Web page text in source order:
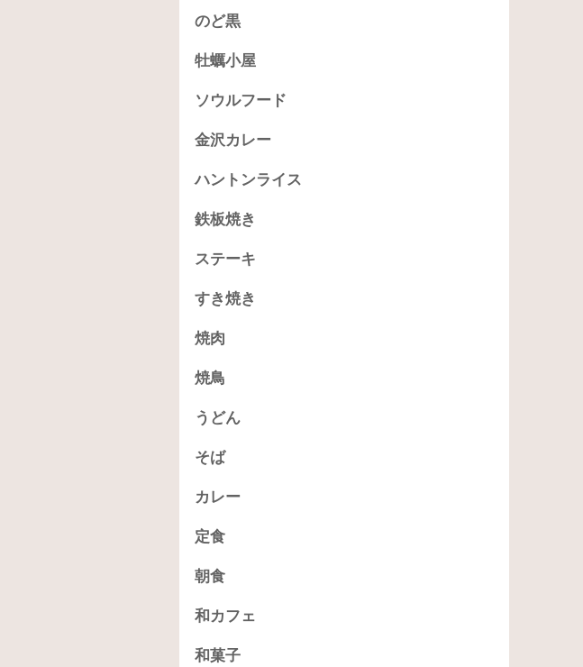
のど黒
牡蠣小屋
ソウルフード
金沢カレー
ハントンライス
鉄板焼き
ステーキ
すき焼き
焼肉
焼鳥
うどん
そば
カレー
定食
朝食
和カフェ
和菓子